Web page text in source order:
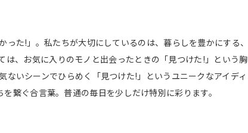
た!」。私たちが大切にしているのは、暮らしを豊かにする、
は、お気に入りのモノと出会ったときの「見つけた!」という胸
ないシーンでひらめく「見つけた!」というユニークなアイディ
繋ぐ合言葉。普通の毎日を少しだけ特別に彩ります。